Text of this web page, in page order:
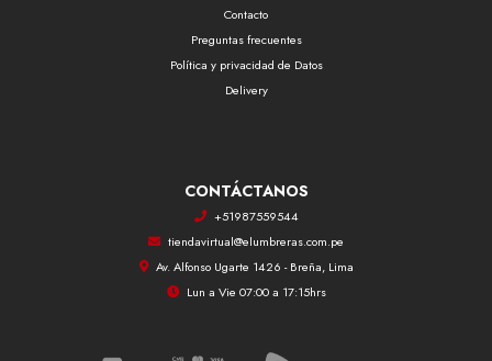
Contacto
Preguntas frecuentes
Política y privacidad de Datos
Delivery
CONTÁCTANOS
+51987559544
tiendavirtual@elumbreras.com.pe
Av. Alfonso Ugarte 1426 - Breña, Lima
Lun a Vie 07:00 a 17:15hrs